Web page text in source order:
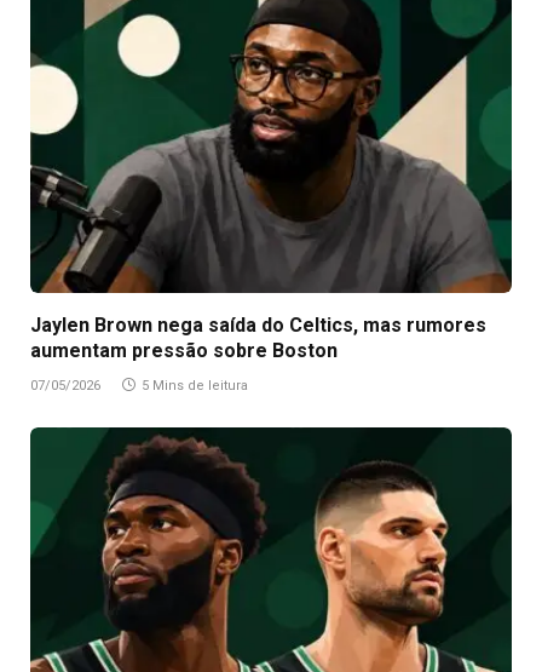
Jaylen Brown nega saída do Celtics, mas rumores
aumentam pressão sobre Boston
07/05/2026 5 Mins de leitura